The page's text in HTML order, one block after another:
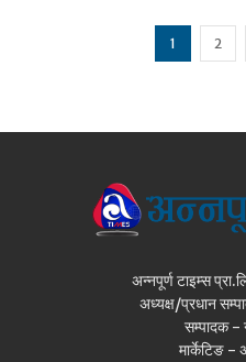
1 2
अन्नपूर्ण टाइम्स
अध्यक्ष/प्रधान
सम्पादक -
मार्केटिङ -